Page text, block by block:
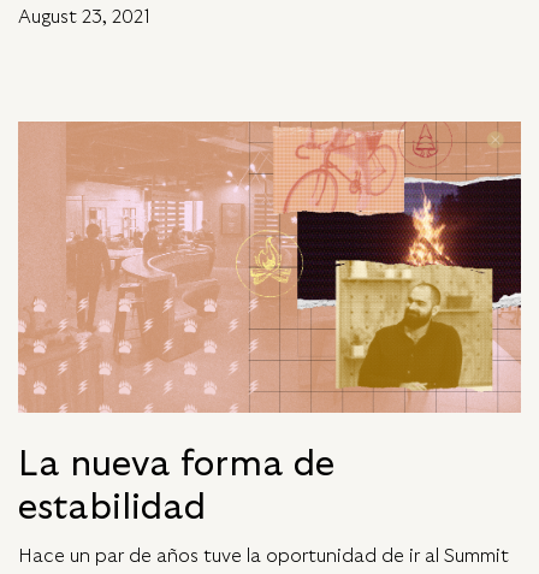
August 23, 2021
La nueva forma de
estabilidad
Hace un par de años tuve la oportunidad de ir al Summit